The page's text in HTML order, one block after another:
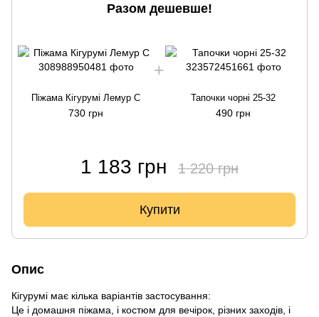
Разом дешевше!
Піжама Кігурумі Лемур С
730 грн
Тапочки чорні 25-32
490 грн
1 183 грн 1 220 грн
Купити
Опис
Кігурумі має кілька варіантів застосування:
Це і домашня піжама, і костюм для вечірок, різних заходів, і